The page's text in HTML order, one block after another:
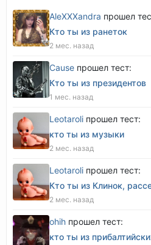
AleXXXandra прошел
Кто ты из ранеток
2 мес. назад
Cause прошел тест:
Кто ты из президентов
1 мес. назад
Leotaroli прошел тест:
кто ты из музыки
2 мес. назад
Leotaroli прошел тест:
Кто ты из Клинок,
2 мес. назад
оhih прошел тест:
кто ты из